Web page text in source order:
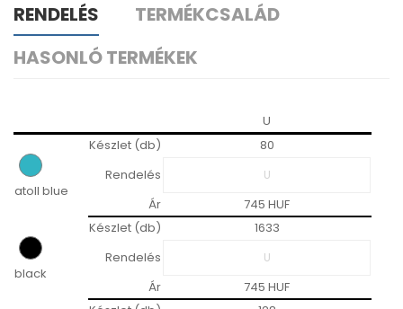
RENDELÉS
TERMÉKCSALÁD
HASONLÓ TERMÉKEK
U
atoll blue
Készlet (db)
80
Rendelés
Ár
745 HUF
black
Készlet (db)
1633
Rendelés
Ár
745 HUF